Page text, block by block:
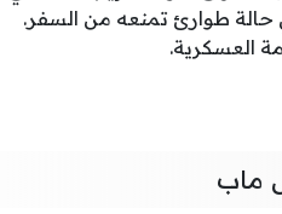
حالة طوارئ تمنعه من السفر.
العسكرية.
ماب